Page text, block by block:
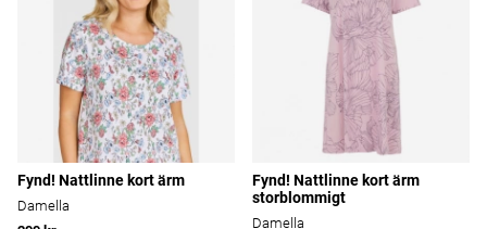
Fynd! Nattlinne kort ärm
Damella
Fynd! Nattlinne kort ärm
storblommigt
Damella